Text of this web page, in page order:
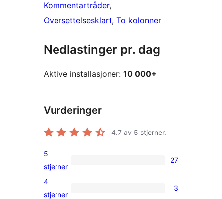
Kommentartråder
Oversettelsesklart, To kolonner
Nedlastinger pr. dag
Aktive installasjoner: 10 000+
Vurderinger
4.7 av 5 stjerner.
27
5-
star
5
stjerner
27
3
4
stjerner
3